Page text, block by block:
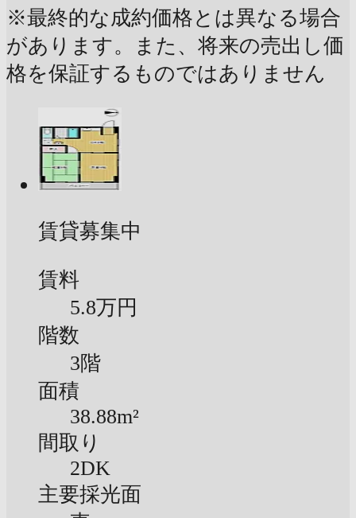
※最終的な成約価格とは異なる場合
があります。また、将来の売出し価
格を保証するものではありません
賃貸募集中
賃料
5.8万円
階数
3階
面積
38.88m²
間取り
2DK
主要採光面